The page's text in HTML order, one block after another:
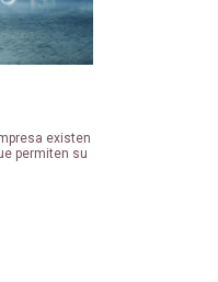
existen
permiten su